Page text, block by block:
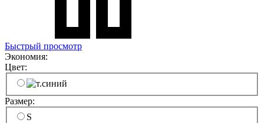
Быстрый просмотр
Экономия:
Цвет:
Размер:
S